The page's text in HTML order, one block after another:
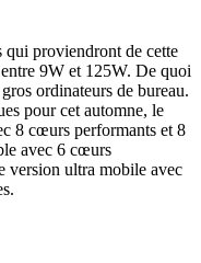
qui proviendront de cette
9W et 125W. De quoi
ordinateurs de bureau.
pour cet automne, le
8 cœurs performants et 8
avec 6 cœurs
version ultra mobile avec